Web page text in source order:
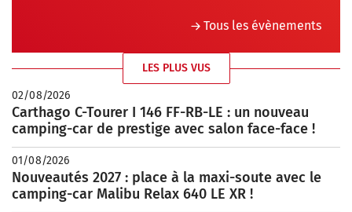
Tous les évènements
LES PLUS VUS
02/08/2026
Carthago C-Tourer I 146 FF-RB-LE : un nouveau
camping-car de prestige avec salon face-face !
01/08/2026
Nouveautés 2027 : place à la maxi-soute avec le
camping-car Malibu Relax 640 LE XR !